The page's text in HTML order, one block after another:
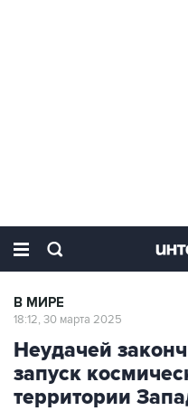
В МИРЕ
18:12, 30 марта 2025
Неудачей
запуск
территории